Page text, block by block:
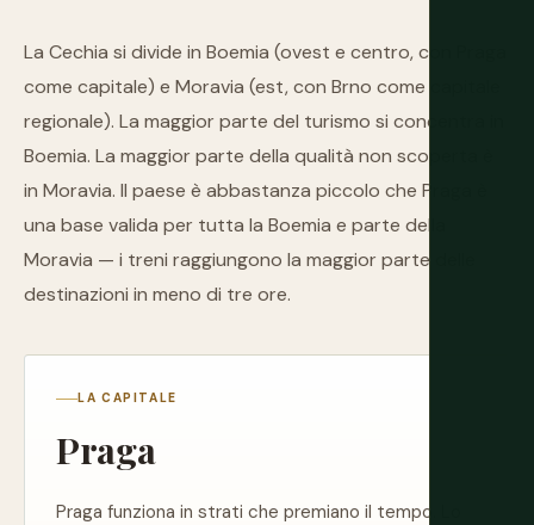
La Cechia si divide in Boemia (ovest e centro, con Praga
come capitale) e Moravia (est, con Brno come capitale
regionale). La maggior parte del turismo si concentra in
Boemia. La maggior parte della qualità non scoperta è
in Moravia. Il paese è abbastanza piccolo che Praga è
una base valida per tutta la Boemia e parte della
Moravia — i treni raggiungono la maggior parte delle
destinazioni in meno di tre ore.
LA CAPITALE
Praga
Praga funziona in strati che premiano il tempo. Lo